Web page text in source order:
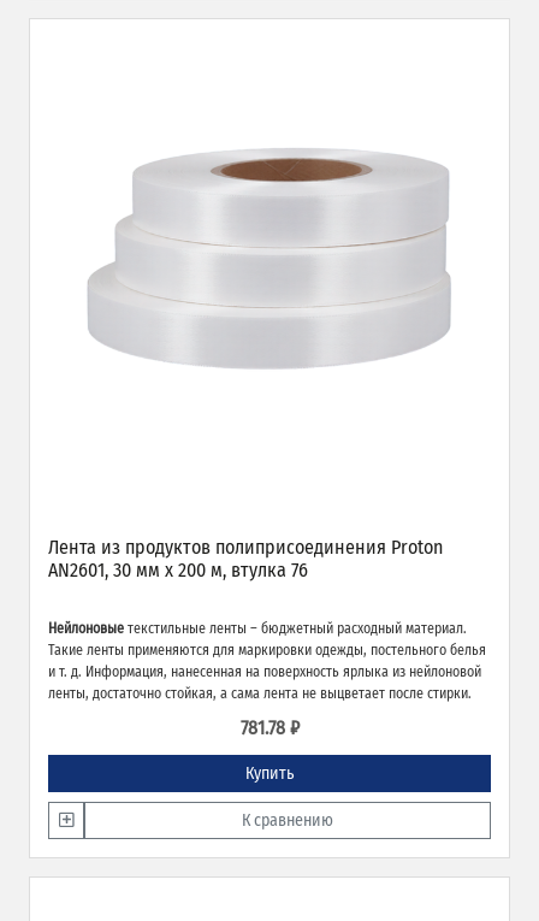
Лента из продуктов полиприсоединения Proton
AN2601, 30 мм х 200 м, втулка 76
Нейлоновые текстильные ленты – бюджетный расходный материал.
Такие ленты применяются для маркировки одежды, постельного белья
и т. д. Информация, нанесенная на поверхность ярлыка из нейлоновой
ленты, достаточно стойкая, а сама лента не выцветает после стирки.
781.78 ₽
Купить
К сравнению